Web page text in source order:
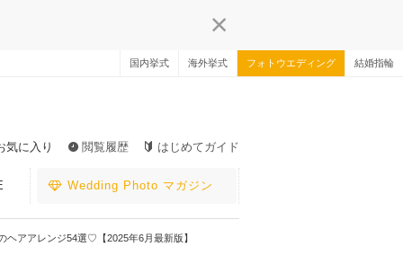
国内挙式 海外挙式 フォトウエディング 結婚指輪
気に入り 閲覧履歴 はじめてガイド
Wedding Photo マガジン
ヘアアレンジ54選♡【2025年6月最新版】